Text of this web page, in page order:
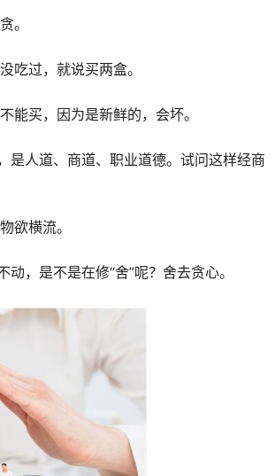
。
吃过，就说买两盒。
能买，因为是新鲜的，会坏。
是人道、商道、职业道德。试问这样经商
欲横流。
，是不是在修“舍”呢？舍去贪心。